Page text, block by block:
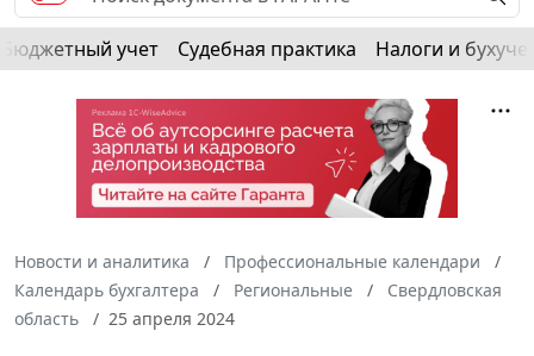
Бюджетный учет Судебная практика Налоги и
Новости и аналитика
Профессиональные календари
Календарь бухгалтера
Региональные
Свердловская
область
25 апреля 2024